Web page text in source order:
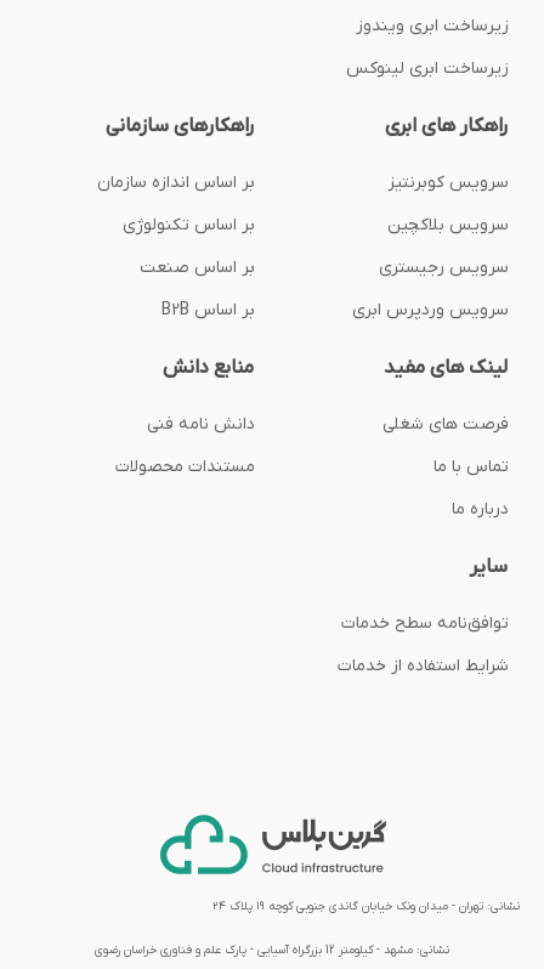
زیرساخت ابری ویندوز
زیرساخت ابری لینوکس
راهکار های ابری
سرویس کوبرنتیز
سرویس بلاکچین
سرویس رجیستری
سرویس وردپرس ابری
راهکارهای سازمانی
بر اساس اندازه سازمان
بر اساس تکنولوژی
بر اساس صنعت
بر اساس B2B
لینک های مفید
فرصت های شغلی
تماس با ما
درباره ما
منابع دانش
دانش نامه فنی
مستندات محصولات
سایر
توافق‌نامه‌ سطح خدمات
شرایط استفاده از خدمات
نشانی: تهران - میدان ونک خیابان گاندی جنوبی کوچه ۱۹ پلاک ۲۴
نشانی: مشهد - کیلومتر 12 بزرگراه آسیایی - پارک علم و فناوری خراسان رضوی